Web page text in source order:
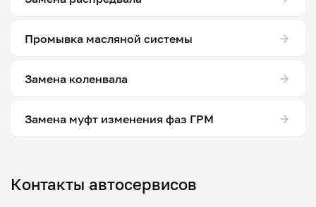
Промывка масляной системы
Замена коленвала
Замена муфт изменения фаз ГРМ
Контакты автосервисов